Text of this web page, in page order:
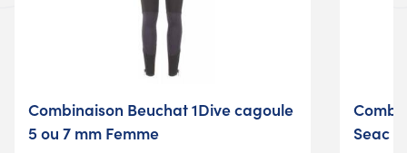
Combinaison Beuchat 1Dive cagoule
5 ou 7 mm Femme
Seac